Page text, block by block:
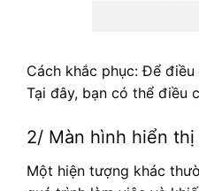
Cách khắc phục: Để
Tại đây, bạn có thể điều
2/ Màn hình hiển
Một hiện tượng khác